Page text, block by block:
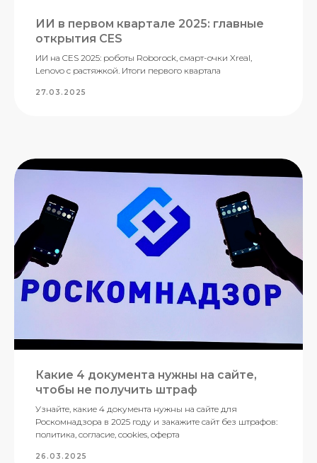
ИИ в первом квартале 2025: главные
открытия CES
ИИ на CES 2025: роботы Roborock, смарт-очки Xreal,
Lenovo с растяжкой. Итоги первого квартала
27.03.2025
Какие 4 документа нужны на сайте,
чтобы не получить штраф
Узнайте, какие 4 документа нужны на сайте для
Роскомнадзора в 2025 году и закажите сайт без штрафов:
политика, согласие, cookies, оферта
26.03.2025